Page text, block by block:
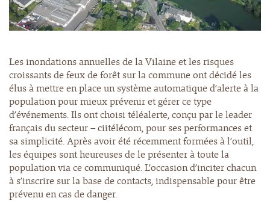
Les inondations annuelles de la Vilaine et les risques
croissants de feux de forêt sur la commune ont décidé les
élus à mettre en place un système automatique d’alerte à la
population pour mieux prévenir et gérer ce type
d’événements. Ils ont choisi téléalerte, conçu par le leader
français du secteur – ciitélécom, pour ses performances et
sa simplicité. Après avoir été récemment formées à l’outil,
les équipes sont heureuses de le présenter à toute la
population via ce communiqué. L’occasion d’inciter chacun
à s’inscrire sur la base de contacts, indispensable pour être
prévenu en cas de danger.